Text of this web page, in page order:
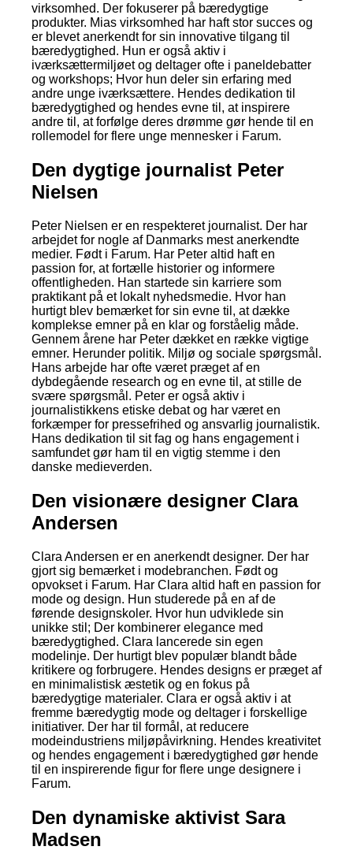
virksomhed. Der fokuserer på bæredygtige
produkter. Mias virksomhed har haft stor succes og
er blevet anerkendt for sin innovative tilgang til
bæredygtighed. Hun er også aktiv i
iværksættermiljøet og deltager ofte i paneldebatter
og workshops; Hvor hun deler sin erfaring med
andre unge iværksættere. Hendes dedikation til
bæredygtighed og hendes evne til, at inspirere
andre til, at forfølge deres drømme gør hende til en
rollemodel for flere unge mennesker i Farum.
Den dygtige journalist Peter
Nielsen
Peter Nielsen er en respekteret journalist. Der har
arbejdet for nogle af Danmarks mest anerkendte
medier. Født i Farum. Har Peter altid haft en
passion for, at fortælle historier og informere
offentligheden. Han startede sin karriere som
praktikant på et lokalt nyhedsmedie. Hvor han
hurtigt blev bemærket for sin evne til, at dække
komplekse emner på en klar og forståelig måde.
Gennem årene har Peter dækket en række vigtige
emner. Herunder politik. Miljø og sociale spørgsmål.
Hans arbejde har ofte været præget af en
dybdegående research og en evne til, at stille de
svære spørgsmål. Peter er også aktiv i
journalistikkens etiske debat og har været en
forkæmper for pressefrihed og ansvarlig journalistik.
Hans dedikation til sit fag og hans engagement i
samfundet gør ham til en vigtig stemme i den
danske medieverden.
Den visionære designer Clara
Andersen
Clara Andersen er en anerkendt designer. Der har
gjort sig bemærket i modebranchen. Født og
opvokset i Farum. Har Clara altid haft en passion for
mode og design. Hun studerede på en af de
førende designskoler. Hvor hun udviklede sin
unikke stil; Der kombinerer elegance med
bæredygtighed. Clara lancerede sin egen
modelinje. Der hurtigt blev populær blandt både
kritikere og forbrugere. Hendes designs er præget af
en minimalistisk æstetik og en fokus på
bæredygtige materialer. Clara er også aktiv i at
fremme bæredygtig mode og deltager i forskellige
initiativer. Der har til formål, at reducere
modeindustriens miljøpåvirkning. Hendes kreativitet
og hendes engagement i bæredygtighed gør hende
til en inspirerende figur for flere unge designere i
Farum.
Den dynamiske aktivist Sara
Madsen